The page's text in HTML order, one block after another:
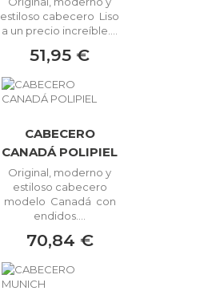
estiloso cabecero Liso
a un precio increíble....
51,95 €
CABECERO
CANADÁ POLIPIEL
Original, moderno y
estiloso cabecero
modelo Canadá con
endidos....
70,84 €